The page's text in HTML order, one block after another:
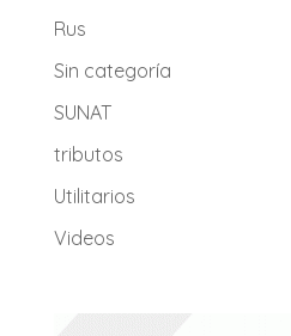
Rus
Sin categoría
SUNAT
tributos
Utilitarios
Videos